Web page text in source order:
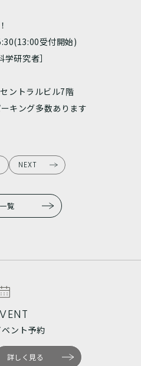
受付開始)
研究者］
ントラルビル7階
キング多数あります
NEXT
覧
ベント予約
詳しく見る